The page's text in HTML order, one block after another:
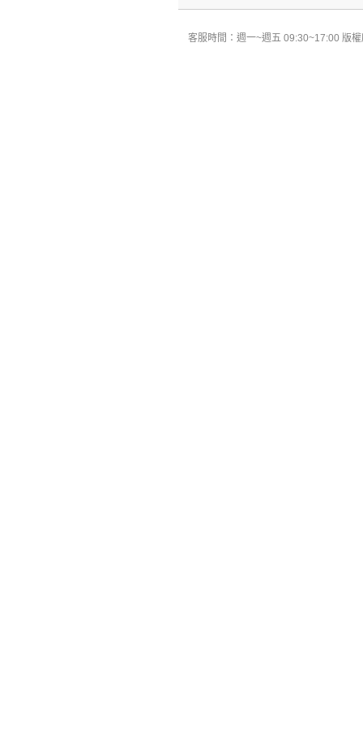
客服時間：週一~週五 09:30~17:00 版